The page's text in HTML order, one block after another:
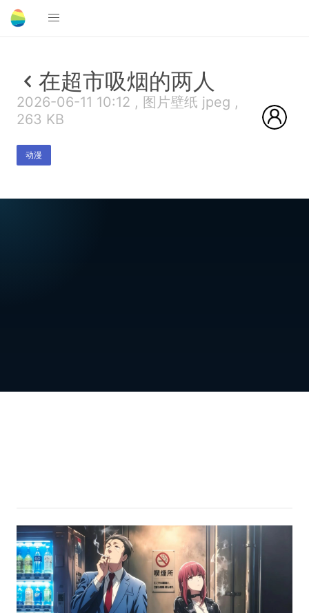
在超市吸烟的两人
2026-06-11 10:12 , 图片壁纸 jpeg ,
263 KB
动漫